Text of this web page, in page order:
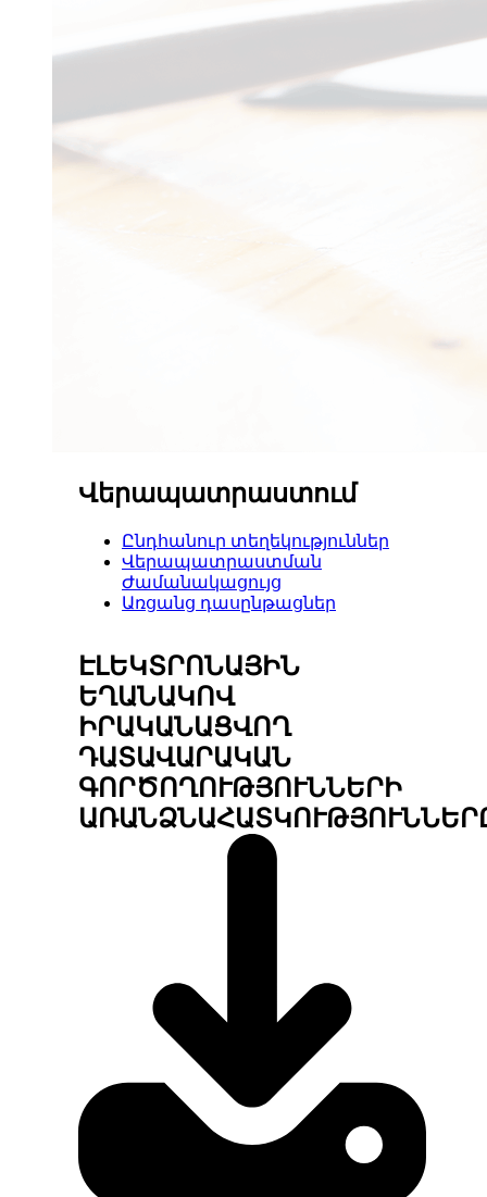
Վերապատրաստում
Ընդհանուր տեղեկություններ
Վերապատրաստման
Ժամանակացույց
Առցանց դասընթացներ
ԷԼԵԿՏՐՈՆԱՅԻՆ
ԵՂԱՆԱԿՈՎ
ԻՐԱԿԱՆԱՑՎՈՂ
ԴԱՏԱՎԱՐԱԿԱՆ
ԳՈՐԾՈՂՈՒԹՅՈՒՆՆԵՐԻ